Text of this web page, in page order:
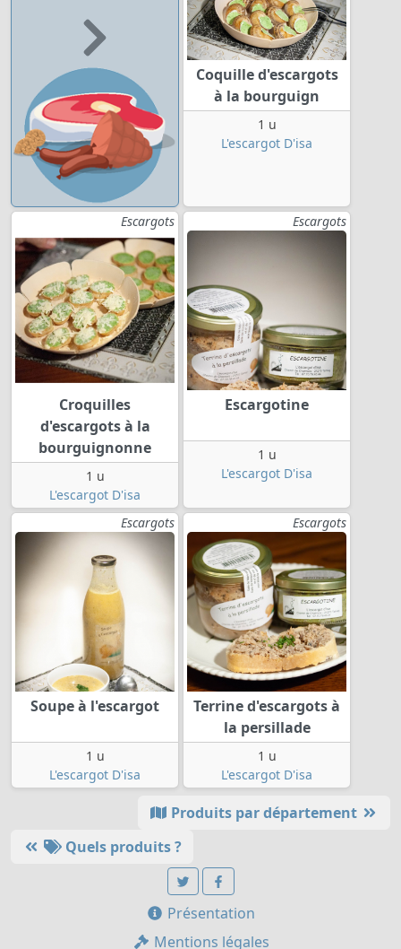
Coquille d'escargots
à la bourguign
1 u
L'escargot D'isa
Escargots
Croquilles
d'escargots à la
bourguignonne
1 u
L'escargot D'isa
Escargots
Escargotine
1 u
L'escargot D'isa
Escargots
Soupe à l'escargot
1 u
L'escargot D'isa
Escargots
Terrine d'escargots à
la persillade
1 u
L'escargot D'isa
Produits par département
Quels produits ?
Présentation
Mentions légales